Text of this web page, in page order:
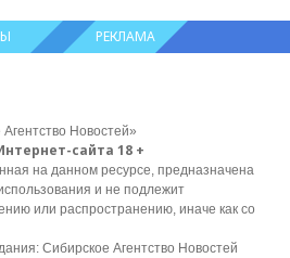
РЕКЛАМА
Новостей»
сайта 18 +
на данном ресурсе, предназначена
и не подлежит
или распространению, иначе как со
Сибирское Агентство Новостей